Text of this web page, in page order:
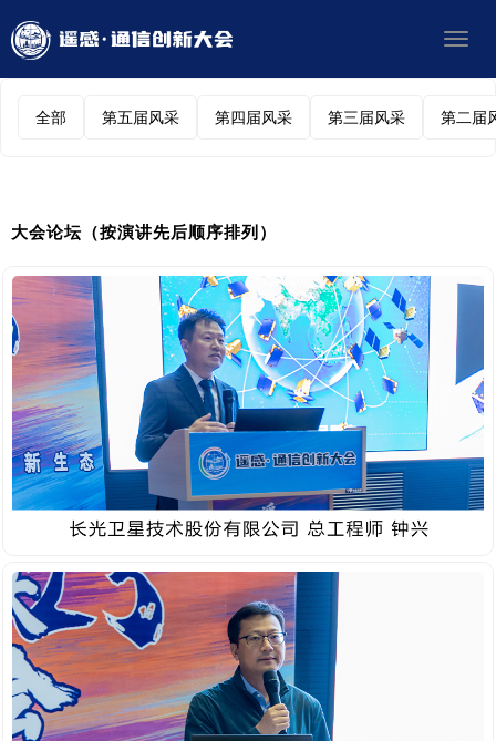
全部 第五届风采 第四届风采 第三届风采 第二届
大会论坛（按演讲先后顺序排列）